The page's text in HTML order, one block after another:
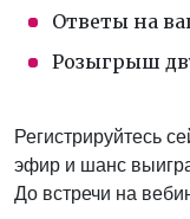
Ответы на
Розыгрыш
Регистрируйтесь
эфир и шанс
До встречи на